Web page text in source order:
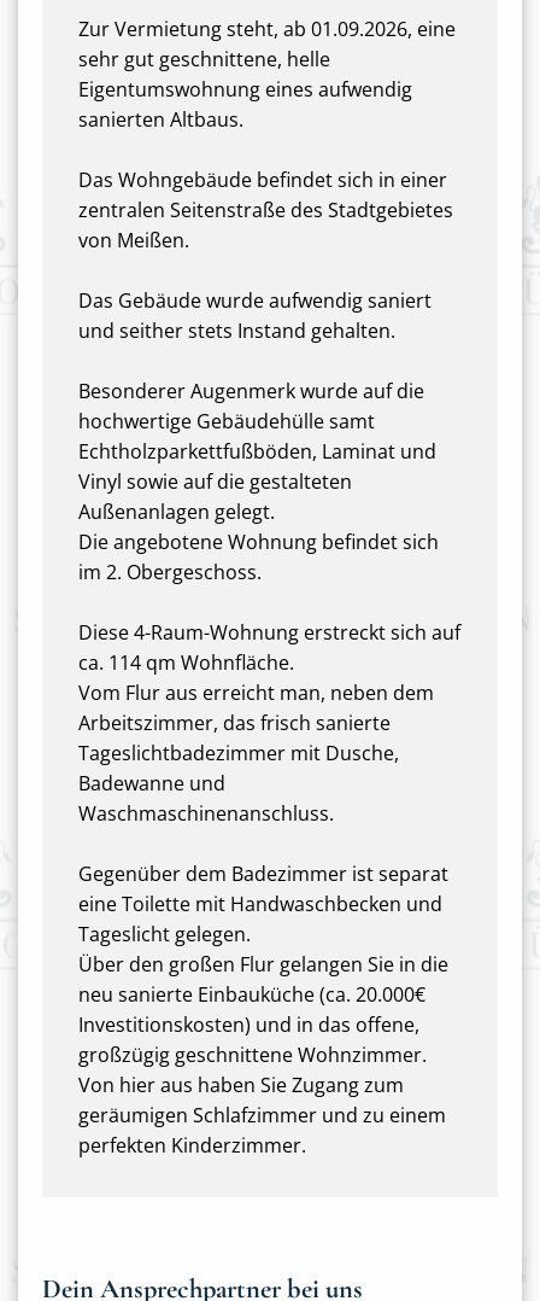
Zur Vermietung steht, ab 01.09.2026, eine
sehr gut geschnittene, helle
Eigentumswohnung eines aufwendig
sanierten Altbaus.
Das Wohngebäude befindet sich in einer
zentralen Seitenstraße des Stadtgebietes
von Meißen.
Das Gebäude wurde aufwendig saniert
und seither stets Instand gehalten.
Besonderer Augenmerk wurde auf die
hochwertige Gebäudehülle samt
Echtholzparkettfußböden, Laminat und
Vinyl sowie auf die gestalteten
Außenanlagen gelegt.
Die angebotene Wohnung befindet sich
im 2. Obergeschoss.
Diese 4-Raum-Wohnung erstreckt sich auf
ca. 114 qm Wohnfläche.
Vom Flur aus erreicht man, neben dem
Arbeitszimmer, das frisch sanierte
Tageslichtbadezimmer mit Dusche,
Badewanne und
Waschmaschinenanschluss.
Gegenüber dem Badezimmer ist separat
eine Toilette mit Handwaschbecken und
Tageslicht gelegen.
Über den großen Flur gelangen Sie in die
neu sanierte Einbauküche (ca. 20.000€
Investitionskosten) und in das offene,
großzügig geschnittene Wohnzimmer.
Von hier aus haben Sie Zugang zum
geräumigen Schlafzimmer und zu einem
perfekten Kinderzimmer.
Dein Ansprechpartner bei uns